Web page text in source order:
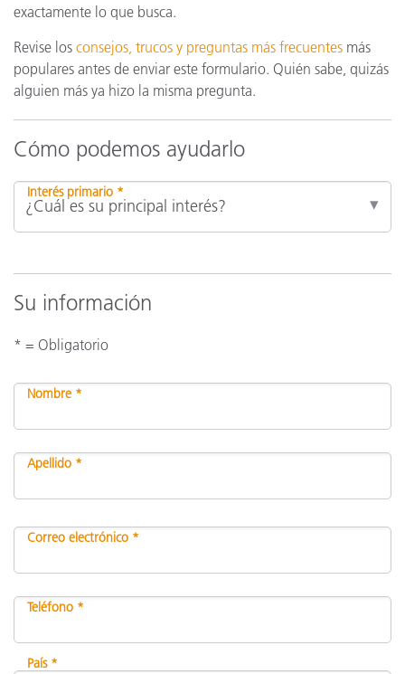
exactamente lo que busca.
Revise los consejos, trucos y preguntas más frecuentes más
populares antes de enviar este formulario. Quién sabe, quizás
alguien más ya hizo la misma pregunta.
Cómo podemos ayudarlo
Interés primario *
Su información
* = Obligatorio
Nombre *
Apellido *
Correo electrónico *
Teléfono *
País *